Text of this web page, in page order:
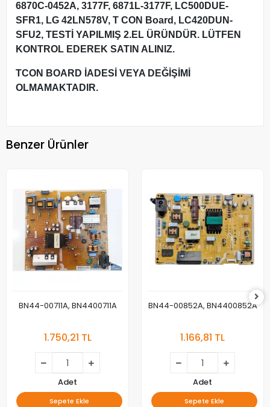
6870C-0452A, 3177F, 6871L-3177F, LC500DUE-
SFR1, LG 42LN578V, T CON Board, LC420DUN-
SFU2, TESTİ YAPILMIŞ 2.EL ÜRÜNDÜR. LÜTFEN
KONTROL EDEREK SATIN ALINIZ.
TCON BOARD İADESİ VEYA DEĞİŞİMİ
OLMAMAKTADIR.
Benzer Ürünler
BN44-00711A, BN4400711A
1.750,21 TL
Adet
Sepete Ekle
BN44-00852A, BN4400852A
1.166,81 TL
Adet
Sepete Ekle